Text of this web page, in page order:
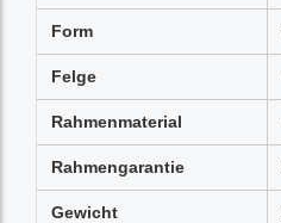
Form
Felge
Rahmenmaterial
Rahmengarantie
Gewicht